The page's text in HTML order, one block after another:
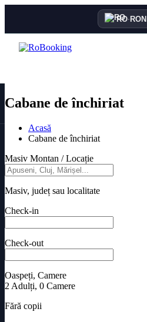
RO·RON
Cabane de închiriat
Acasă
Cabane de închiriat
Masiv Montan / Locație
Masiv, județ sau localitate
Check-in
Check-out
Oaspeți, Camere
2 Adulți, 0 Camere
Fără copii